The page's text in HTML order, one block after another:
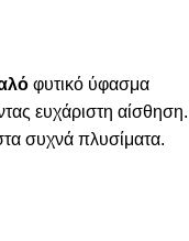
φυτικό ύφασμα
ευχάριστη αίσθηση.
συχνά πλυσίματα.